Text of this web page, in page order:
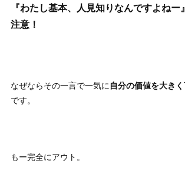
『わたし基本、人見知りなんですよね
注意！
なぜならその一言で一気に自分の価値を大き
です。
もー完全にアウト。